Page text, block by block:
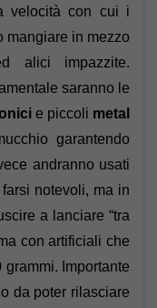
velocità con cui i
mangiare in mezzo
alici impazzite.
saranno le
e piccoli metal
garantendo
andranno usati
notevoli, ma in
a lanciare “tra
con artificiali che
Importante
da poter rilasciare